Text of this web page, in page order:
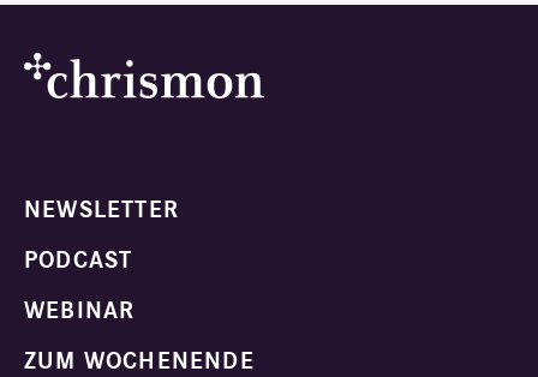
NEWSLETTER
PODCAST
WEBINAR
ZUM WOCHENENDE